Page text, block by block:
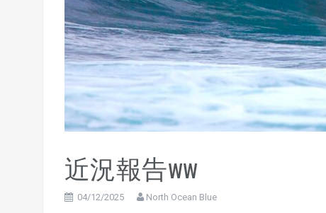
近況報告ww
04/12/2025 North Ocean Blue